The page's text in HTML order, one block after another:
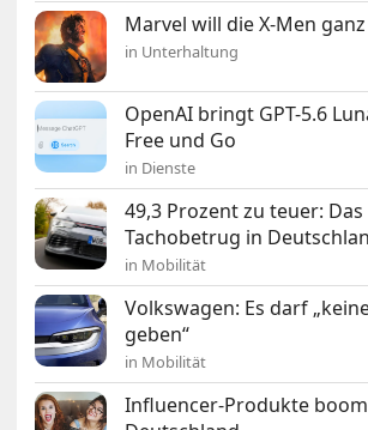
Marvel will die X-Men
in Unterhaltung
OpenAI bringt GPT-5.6
Free und Go
in Dienste
49,3 Prozent zu teuer:
Tachobetrug in
in Mobilität
Volkswagen: Es darf
geben“
in Mobilität
Influencer-Produkte